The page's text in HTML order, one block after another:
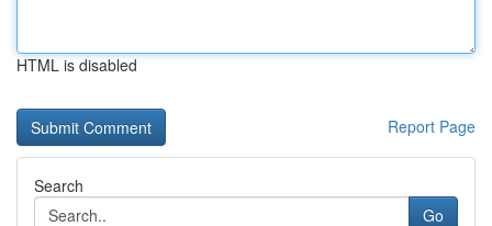
HTML is disabled
Report Page
Search
Go